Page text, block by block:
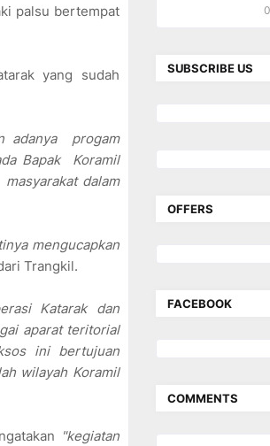
palsu bertempat
yang sudah
adanya progam
Bapak Koramil
dalam
mengucapkan
Trangkil.
Katarak dan
aparat teritorial
ini bertujuan
wilayah Koramil
"kegiatan
SUBSCRIBE US
OFFERS
FACEBOOK
COMMENTS